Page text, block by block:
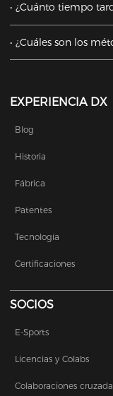
¿Cuánto tiempo
¿Cuáles son los
EXPERIENCIA DX
Blog
Historia
Fábrica
Patentes
Tecnología
Certificaciones
SOCIOS
E-Sports
Licencias y Colabs
Colaboraciones